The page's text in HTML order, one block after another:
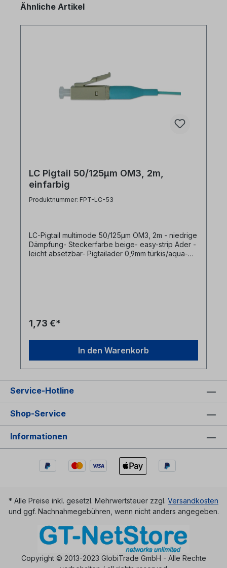
Produktgalerie überspringen
Ähnliche Artikel
LC Pigtail 50/125µm OM3, 2m,
einfarbig
Produktnummer: FPT-LC-53
LC-Pigtail multimode 50/125µm OM3, 2m - niedrige
Dämpfung- Steckerfarbe beige- easy-strip Ader -
leicht absetzbar- Pigtailader 0,9mm türkis/aqua-
1,73 €*
In den Warenkorb
Service-Hotline
Shop-Service
Informationen
* Alle Preise inkl. gesetzl. Mehrwertsteuer zzgl. Versandkosten
und ggf. Nachnahmegebühren, wenn nicht anders angegeben.
Copyright © 2013-2023 GlobiTrade GmbH - Alle Rechte